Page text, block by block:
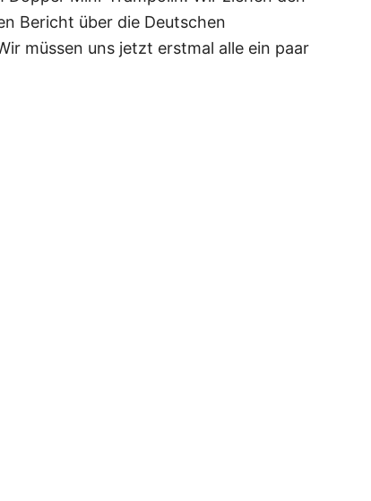
Bericht über die Deutschen
müssen uns jetzt erstmal alle ein paar